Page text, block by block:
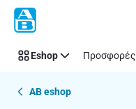
Παράλειψη
Eshop Προσφορές
AB eshop